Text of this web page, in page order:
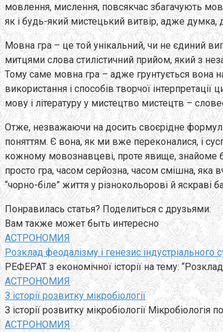
мовлення, мислення, повсякчас збагачують
як і будь-який мистецький витвір, адже думка,
Мовна гра – це той унікальний, чи не єдиний
митцями слова стилістичний прийом, який з
Тому саме мовна гра – адже грунтується вона
використання і способів творчої
мову і літературу у мистецтво мистецтв –
Отже, незважаючи на досить своєрідне
поняттям. Є вона, як ми вже переконалися, і
кожному мовознавцеві, проте явище, знайоме
просто гра, часом серйозна, часом смішна,
“чорно-біле” життя у різнокольорові й яскраві
Понравилась статья? Поделиться с друзьями:
Вам также может быть интересно
АСТРОНОМИЯ
Розклад феодалізму і генезис індустріального
РЕФЕРАТ з економічної історії на тему:
АСТРОНОМИЯ
З історії розвитку мікробіології
З історії розвитку мікробіології
АСТРОНОМИЯ